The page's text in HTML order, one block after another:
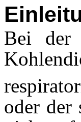
Bei der
oder der